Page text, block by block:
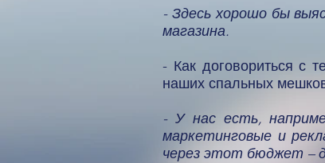
- Здесь хорошо бы
магазина.
- Как договориться с
наших спальных
- У нас есть,
маркетинговые и
через этот бюджет –